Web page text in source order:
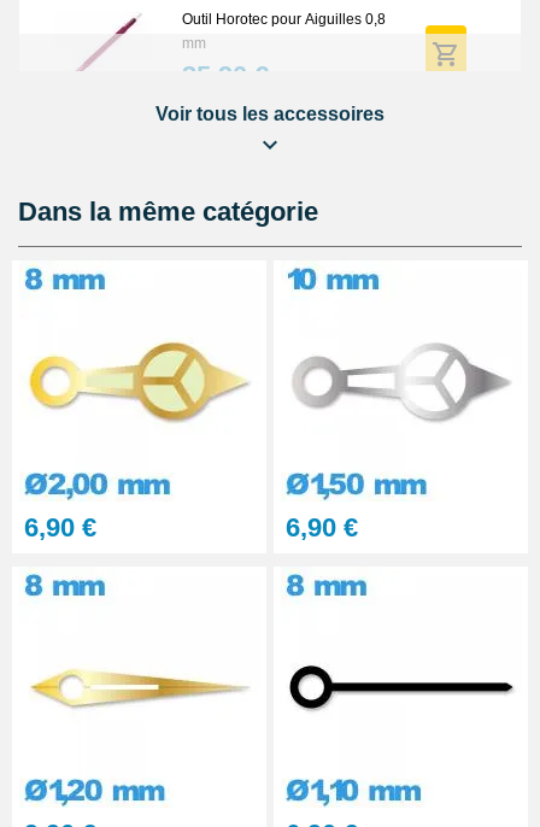
Outil Horotec pour Aiguilles 0,8
mm
35,90 €
Outil Horotec Aiguilles pour
35,90 €
Outil pour Pose d'Aiguille de
Montre - 0.50 et 1.00 mm
Outil pour remettre Aiguille
Montre - 0,80 / 1,50 mm
Outil pour Aiguille Montre
diamètre 0,2 mm
Voir tous les accessoires
Dans la même catégorie
6,90 € 6,90 €